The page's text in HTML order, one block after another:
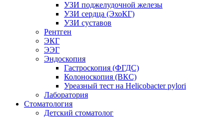
УЗИ поджелудочной железы
УЗИ сердца (ЭхоКГ)
УЗИ суставов
Рентген
ЭКГ
ЭЭГ
Эндоскопия
Гастроскопия (ФГДС)
Колоноскопия (ВКС)
Уреазный тест на Helicobacter pylori
Лаборатория
Стоматология
Детский стоматолог